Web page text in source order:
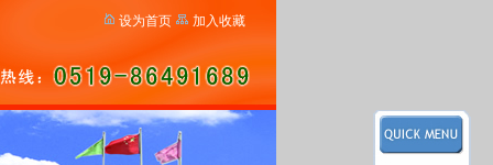
设为首页 加入收藏